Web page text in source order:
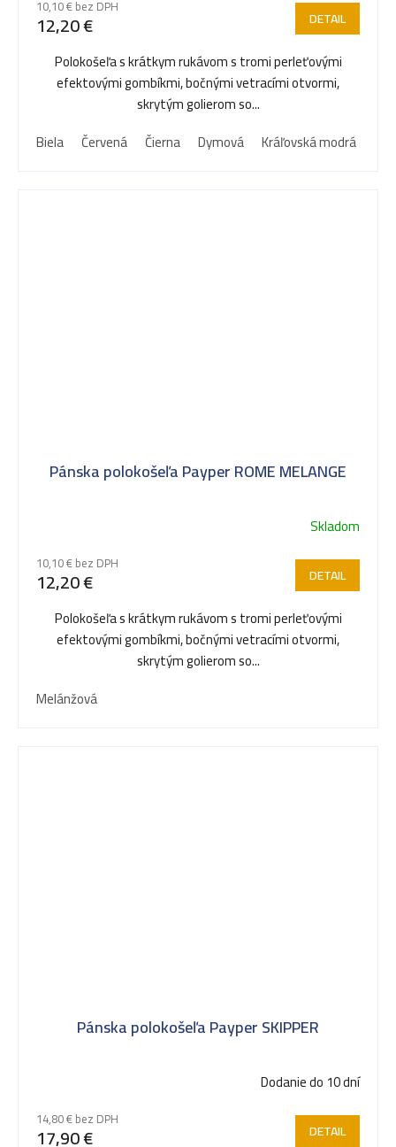
10,10 € bez DPH
12,20 € DETAIL
Polokošeľa s krátkym rukávom s tromi perleťovými
efektovými gombíkmi, bočnými vetracími otvormi,
skrytým golierom so...
Biela
Červená Čierna Dymová Kráľovská modrá
Pánska polokošeľa Payper ROME MELANGE
Skladom
10,10 € bez DPH
12,20 € DETAIL
Polokošeľa s krátkym rukávom s tromi perleťovými
efektovými gombíkmi, bočnými vetracími otvormi,
skrytým golierom so...
Melánžová
Pánska polokošeľa Payper SKIPPER
Dodanie do 10 dní
14,80 € bez DPH
17,90 € DETAIL